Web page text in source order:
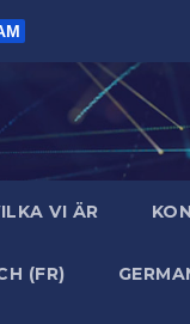
VI ÄR
(FR)